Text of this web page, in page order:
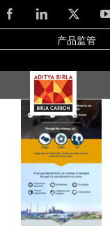
Skip
to
content
FacebookLinkedIn
产品监管